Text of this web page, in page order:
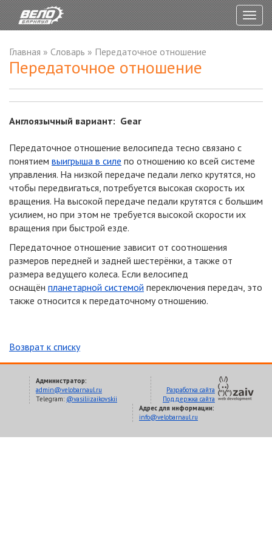
Главная » Словарь » Передаточное отношение
Передаточное отношение
Англоязычный вариант: Gear
Передаточное отношение велосипеда тесно связано с
понятием выигрыша в силе по отношению ко всей системе
управления. На низкой передаче педали легко крутятся, но
чтобы передвигаться, потребуется высокая скорость их
вращения. На высокой передаче педали крутятся с большим
усилием, но при этом не требуется высокой скорости их
вращения при быстрой езде.
Передаточное отношение зависит от соотношения
размеров передней и задней шестерёнки, а также от
размера ведущего колеса. Если велосипед
оснащён планетарной системой переключения передач, это
также относится к передаточному отношению.
Возврат к списку
Разработка сайта
Поддержка сайта
Администратор:
admin@velobarnaul.ru
Telegram: @vasiliizaikovskii
Адрес для информации:
info@velobarnaul.ru